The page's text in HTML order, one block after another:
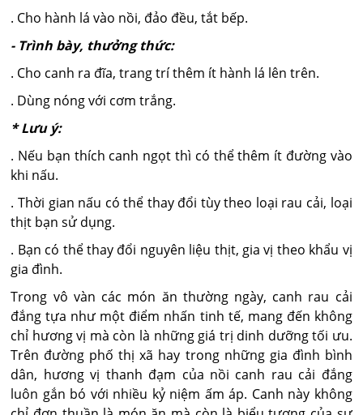
. Cho hành lá vào nồi, đảo đều, tắt bếp.
- Trình bày, thưởng thức:
. Cho canh ra đĩa, trang trí thêm ít hành lá lên trên.
. Dùng nóng với cơm trắng.
* Lưu ý:
. Nếu bạn thích canh ngọt thì có thể thêm ít đường vào
khi nấu.
. Thời gian nấu có thể thay đổi tùy theo loại rau cải, loại
thịt bạn sử dụng.
. Bạn có thể thay đổi nguyên liệu thịt, gia vị theo khẩu vị
gia đình.
Trong vô vàn các món ăn thường ngày, canh rau cải
đắng tựa như một điểm nhấn tinh tế, mang đến không
chỉ hương vị mà còn là những giá trị dinh dưỡng tối ưu.
Trên đường phố thị xã hay trong những gia đình bình
dân, hương vị thanh đạm của nồi canh rau cải đắng
luôn gắn bó với nhiều kỷ niệm ấm áp. Canh này không